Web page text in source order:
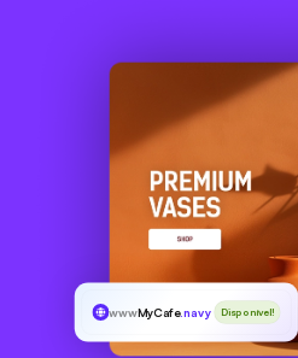
wwwMyCafe.navy Disponível!